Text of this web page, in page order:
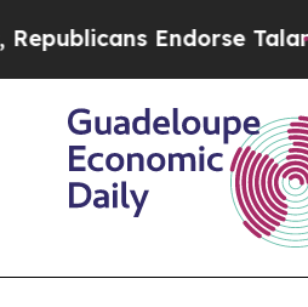
Endorse Talarico